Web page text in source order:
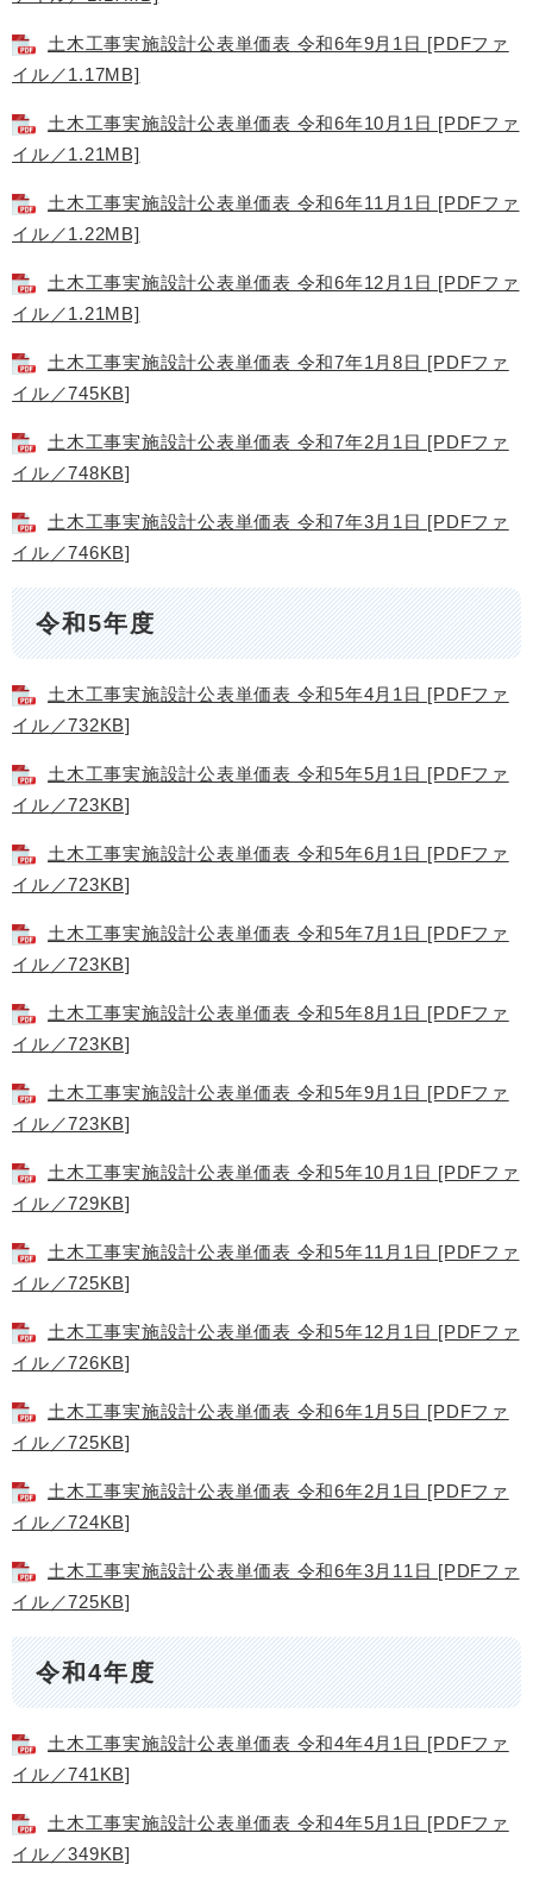
土木工事実施設計公表単価表 令和6年9月1日 [PDFファ
イル／1.17MB]
土木工事実施設計公表単価表 令和6年10月1日 [PDFファ
イル／1.21MB]
土木工事実施設計公表単価表 令和6年11月1日 [PDFファ
イル／1.22MB]
土木工事実施設計公表単価表 令和6年12月1日 [PDFファ
イル／1.21MB]
土木工事実施設計公表単価表 令和7年1月8日 [PDFファ
イル／745KB]
土木工事実施設計公表単価表 令和7年2月1日 [PDFファ
イル／748KB]
土木工事実施設計公表単価表 令和7年3月1日 [PDFファ
イル／746KB]
令和5年度
土木工事実施設計公表単価表 令和5年4月1日 [PDFファ
イル／732KB]
土木工事実施設計公表単価表 令和5年5月1日 [PDFファ
イル／723KB]
土木工事実施設計公表単価表 令和5年6月1日 [PDFファ
イル／723KB]
土木工事実施設計公表単価表 令和5年7月1日 [PDFファ
イル／723KB]
土木工事実施設計公表単価表 令和5年8月1日 [PDFファ
イル／723KB]
土木工事実施設計公表単価表 令和5年9月1日 [PDFファ
イル／723KB]
土木工事実施設計公表単価表 令和5年10月1日 [PDFファ
イル／729KB]
土木工事実施設計公表単価表 令和5年11月1日 [PDFファ
イル／725KB]
土木工事実施設計公表単価表 令和5年12月1日 [PDFファ
イル／726KB]
土木工事実施設計公表単価表 令和6年1月5日 [PDFファ
イル／725KB]
土木工事実施設計公表単価表 令和6年2月1日 [PDFファ
イル／724KB]
土木工事実施設計公表単価表 令和6年3月11日 [PDFファ
イル／725KB]
令和4年度
土木工事実施設計公表単価表 令和4年4月1日 [PDFファ
イル／741KB]
土木工事実施設計公表単価表 令和4年5月1日 [PDFファ
イル／349KB]